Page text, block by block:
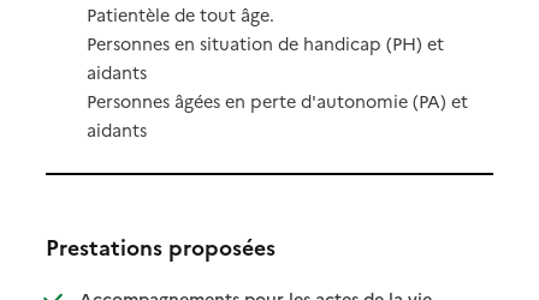
Patientèle de tout âge.
Personnes en situation de handicap (PH) et
aidants
Personnes âgées en perte d'autonomie (PA) et
aidants
Prestations proposées